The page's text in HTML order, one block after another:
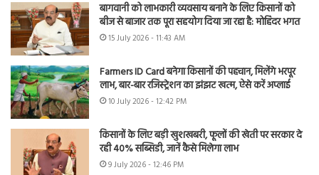
बागवानी को लाभकारी व्यवसाय बनाने के लिए किसानों को
बीज से बाजार तक पूरा सहयोग दिया जा रहा है: मोहिंदर भगत
15 July 2026 - 11:43 AM
Farmers ID Card बनेगा किसानों की पहचान, मिलेंगे भरपूर
लाभ, बार-बार रजिस्ट्रेशन का झंझट खत्म, ऐसे करें अप्लाई
10 July 2026 - 12:42 PM
किसानों के लिए बड़ी खुशखबरी, फूलों की खेती पर सरकार दे
रही 40% सब्सिडी, जानें कैसे मिलेगा लाभ
9 July 2026 - 12:46 PM